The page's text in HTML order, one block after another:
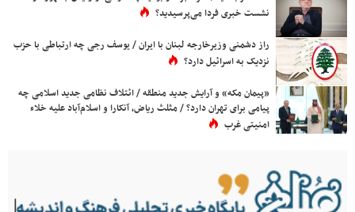
نشست خبری فردا می‌پرسیدید؟
راز دشمنی وزیرخارجه لبنان با ایران / یوسف رجی چه ارتباطی با حزب
نزدیک به اسرائیل دارد؟
«پیمان مکه» و آرایش جدید منطقه / ائتلاف نظامی جدید اسلامی چه
پیامی برای تهران دارد؟ / مثلث ریاض، آنکارا و اسلام‌آباد علیه خلاء
امنیتی غرب